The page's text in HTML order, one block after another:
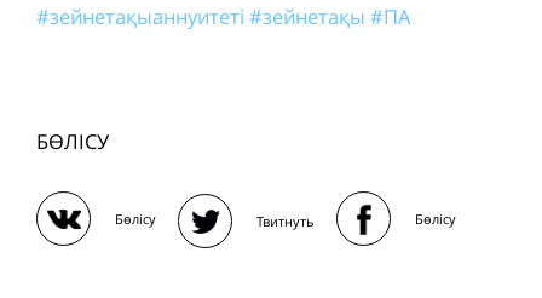
#зейнетақыаннуитеті #зейнетақы #ПА
БӨЛІСУ
Бөлісу Твитнуть Бөлісу